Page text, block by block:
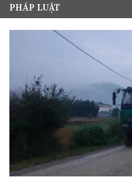
PHÁP LUẬT